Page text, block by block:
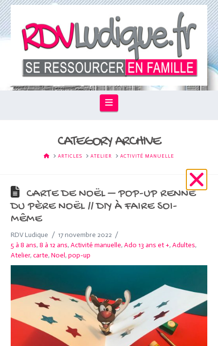
Navigation
CATEGORY ARCHIVE
HOMEARTICLES ATELIER ACTIVITÉ MANUELLE
CARTE DE NOËL – POP-UP RENNE
DU PÈRE NOËL // DIY À FAIRE SOI-
MÊME
RDV Ludique
17 novembre 2022
5 à 8 ans,8 à 12 ans,Activité manuelle,Ado 13 ans et +,Adultes,
Atelier,carte,Noel,pop-up